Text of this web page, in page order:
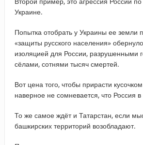
Украине.
Попытка отобрать у Украины ее земли
«защиты русского населения»
изоляцией для России, разрушенными
сёлами, сотнями тысяч смертей.
Вот цена того, чтобы прирасти
наверное не сомневается, что Россия в
То же самое ждёт и Татарстан, если
башкирских территорий возобладают.